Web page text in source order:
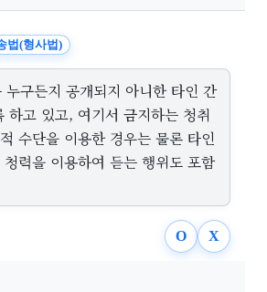
법(형사법)
누구든지 공개되지 아니한 타인 간
하고 있고, 여기서 금지하는 청취
수단을 이용한 경우는 물론 타인
력을 이용하여 듣는 행위도 포함
O X